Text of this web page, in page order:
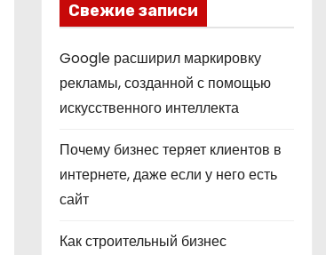
Свежие записи
Google расширил маркировку
рекламы, созданной с помощью
искусственного интеллекта
Почему бизнес теряет клиентов в
интернете, даже если у него есть
сайт
Как строительный бизнес